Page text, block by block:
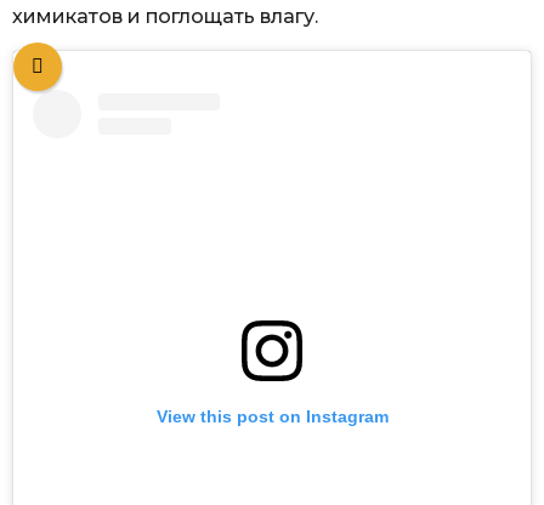
химикатов и поглощать влагу.
View this post on Instagram